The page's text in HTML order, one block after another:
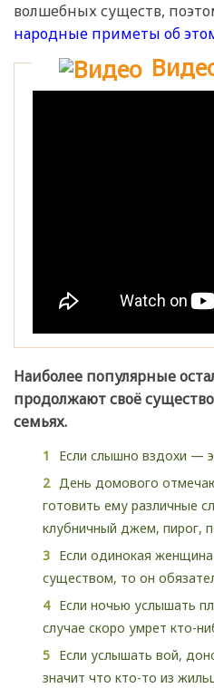
волшебных существ,
народные приметы об
Наиболее популярные
продолжают своё
семьях.
Если слышно вздохи —
День домового
готовить ему различные
клубничный джем, пирог,
Если одинокая
существом, то он
Если ночью услышать
случае скоро умрет кто-
Если услышать вой,
значит что кто-то из